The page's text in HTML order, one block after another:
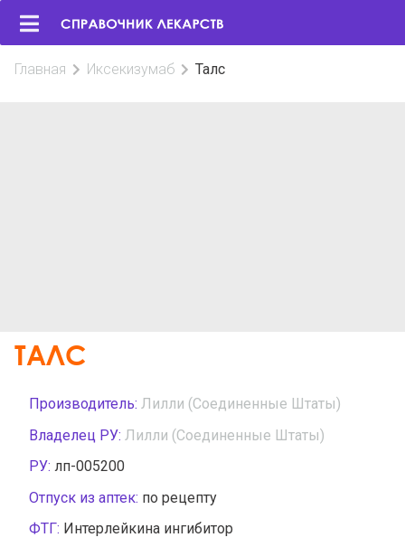
Главная Иксекизумаб Талс
ТАЛС
Производитель: Лилли (Соединенные Штаты)
Владелец РУ: Лилли (Соединенные Штаты)
РУ: лп-005200
Отпуск из аптек: по рецепту
ФТГ: Интерлейкина ингибитор